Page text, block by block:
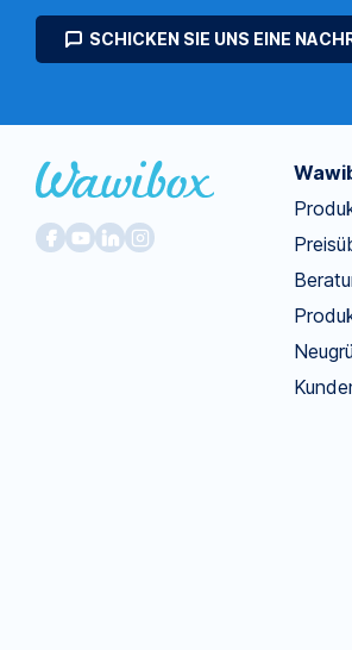
SCHICKEN SIE UNS EINE